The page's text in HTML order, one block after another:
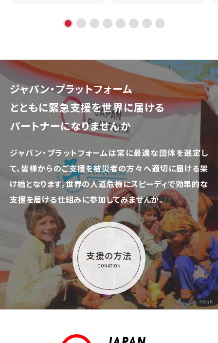
ジャパン・プラットフォーム
とともに緊急支援を世界に届ける
パートナーになりませんか
ジャパン・プラットフォームは常に最適な団体を選定し
て、皆様からのご支援を被災者の方々へ適切に届ける架
け橋となります。世界の人道危機にスピーディで効果的な
支援を届ける仕組みに参加してみませんか。
支援の方法
DONATION
©KnK